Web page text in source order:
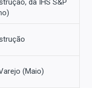
da IHS S&P
(Maio)